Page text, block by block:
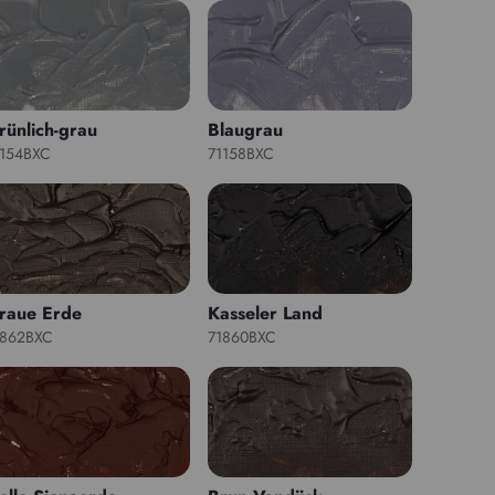
grau Blaugrau
71158BXC
Erde Kasseler Land
71860BXC